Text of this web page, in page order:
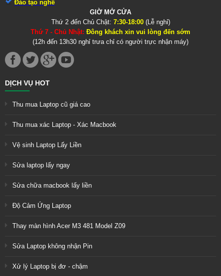
Đào tạo nghề
GIỜ MỞ CỬA
Thứ 2 đến Chủ Chật: 7:30-18:00(Lễ nghỉ)
Thứ 7 - Chủ Nhật: Đông khách xin vui lòng đến sớm
(12h đến 13h30 nghỉ trưa chỉ có người trực nhận máy)
DỊCH VỤ HOT
Thu mua Laptop cũ giá cao
Thu mua xác Laptop - Xác Macbook
Vệ sinh Laptop Lấy Liền
Sửa laptop lấy ngay
Sửa chữa macbook lấy liền
Độ Cảm Ứng Laptop
Thay màn hình Acer M3 481 Model Z09
Sửa Laptop không nhận Pin
Xử lý Laptop bị đơ - chậm